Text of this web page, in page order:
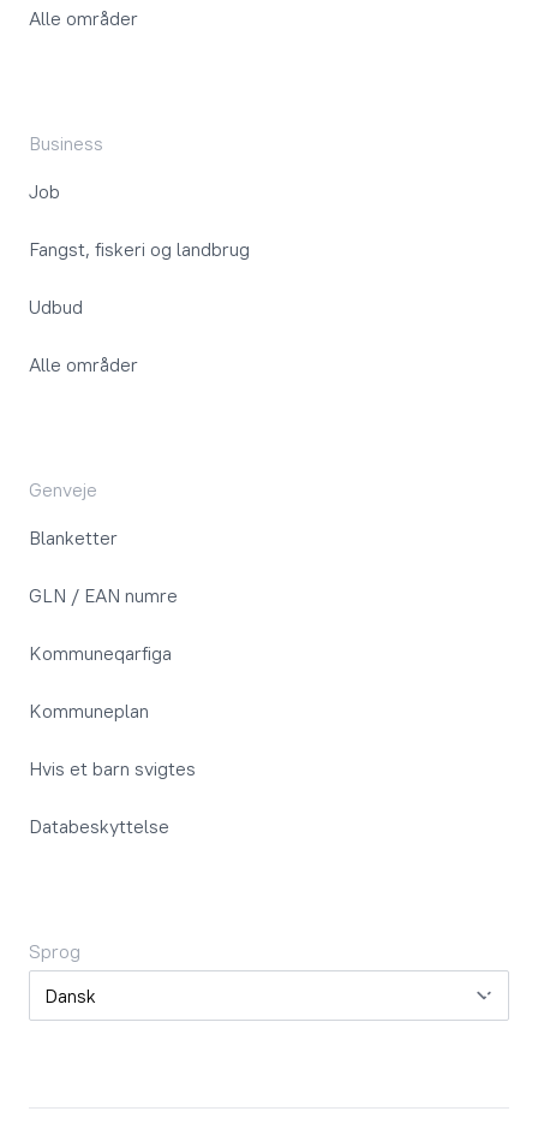
Alle områder
Business
Job
Fangst, fiskeri og landbrug
Udbud
Alle områder
Genveje
Blanketter
GLN / EAN numre
Kommuneqarfiga
Kommuneplan
Hvis et barn svigtes
Databeskyttelse
Sprog
Sprog